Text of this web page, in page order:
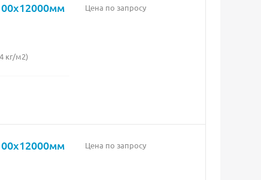
кг/м2)
Цена по запросу
Цена по запросу